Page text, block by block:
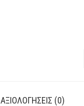
ΑΞΙΟΛΟΓΉΣΕΙΣ (0)